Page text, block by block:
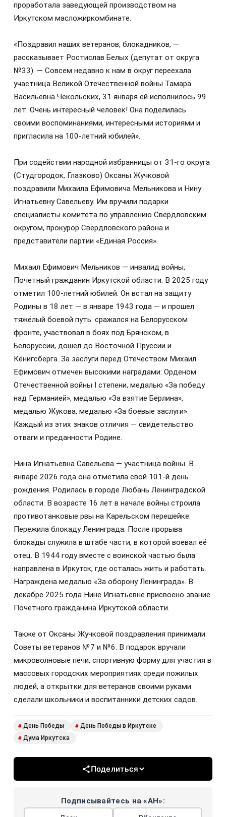
проработала заведующей производством на
Иркутском масложиркомбинате.
«Поздравил наших ветеранов, блокадников, —
рассказывает Ростислав Белых (депутат от округа
№33). — Совсем недавно к нам в округ переехала
участница Великой Отечественной войны Тамара
Васильевна Чекольских, 31 января ей исполнилось 99
лет. Очень интересный человек! Она поделилась
своими воспоминаниями, интересными историями и
пригласила на 100-летний юбилей».
При содействии народной избранницы от 31‑го округа
(Студгородок, Глазково) Оксаны Жучковой
поздравили Михаила Ефимовича Мельникова и Нину
Игнатьевну Савельеву. Им вручили подарки
специалисты комитета по управлению Свердловским
округом, прокурор Свердловского района и
представители партии «Единая Россия».
Михаил Ефимович Мельников — инвалид войны,
Почетный гражданин Иркутской области. В 2025 году
отметил 100‑летний юбилей. Он встал на защиту
Родины в 18 лет — в январе 1943 года — и прошел
тяжёлый боевой путь: сражался на Белорусском
фронте, участвовал в боях под Брянском, в
Белоруссии, дошел до Восточной Пруссии и
Кёнигсберга. За заслуги перед Отечеством Михаил
Ефимович отмечен высокими наградами: Орденом
Отечественной войны I степени, медалью «За победу
над Германией», медалью «За взятие Берлина»,
медалью Жукова, медалью «За боевые заслуги».
Каждый из этих знаков отличия — свидетельство
отваги и преданности Родине.
Нина Игнатьевна Савельева — участница войны. В
январе 2026 года она отметила свой 101-й день
рождения. Родилась в городе Любань Ленинградской
области. В возрасте 16 лет в начале войны строила
противотанковые рвы на Карельском перешейке.
Пережила блокаду Ленинграда. После прорыва
блокады служила в штабе части, в которой воевал её
отец. В 1944 году вместе с воинской частью была
направлена в Иркутск, где осталась жить и работать.
Награждена медалью «За оборону Ленинграда». В
декабре 2025 года Нине Игнатьевне присвоено звание
Почетного гражданина Иркутской области.
Также от Оксаны Жучковой поздравления принимали
Советы ветеранов №7 и №6. В подарок вручали
микроволновые печи, спортивную форму для участия в
массовых городских мероприятиях среди пожилых
людей, а открытки для ветеранов своими руками
сделали школьники и воспитанники детских садов.
# День Победы # День Победы в Иркутске
# Дума Иркутска
Поделиться
Подписывайтесь на «АН»: